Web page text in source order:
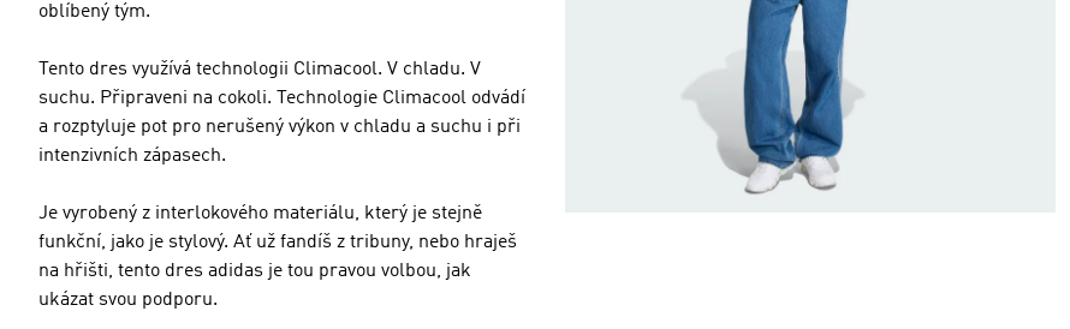
oblíbený tým.
Tento dres využívá technologii Climacool. V chladu. V
suchu. Připraveni na cokoli. Technologie Climacool odvádí
a rozptyluje pot pro nerušený výkon v chladu a suchu i při
intenzivních zápasech.
Je vyrobený z interlokového materiálu, který je stejně
funkční, jako je stylový. Ať už fandíš z tribuny, nebo hraješ
na hřišti, tento dres adidas je tou pravou volbou, jak
ukázat svou podporu.